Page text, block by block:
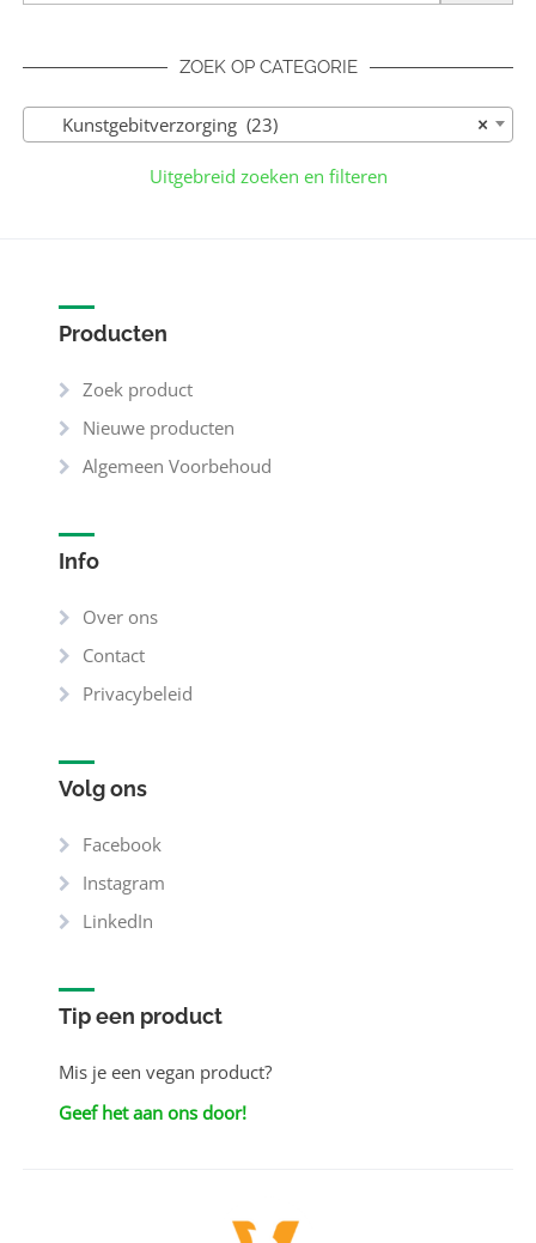
ZOEK OP CATEGORIE
×
Kunstgebitverzorging (23)
Uitgebreid zoeken en filteren
Producten
Zoek product
Nieuwe producten
Algemeen Voorbehoud
Info
Over ons
Contact
Privacybeleid
Volg ons
Facebook
Instagram
LinkedIn
Tip een product
Mis je een vegan product?
Geef het aan ons door!